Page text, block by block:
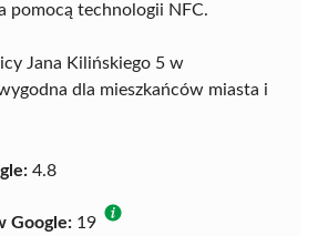
pomocą technologii NFC.
Jana Kilińskiego 5 w
dla mieszkańców miasta i
4.8
Google: 19